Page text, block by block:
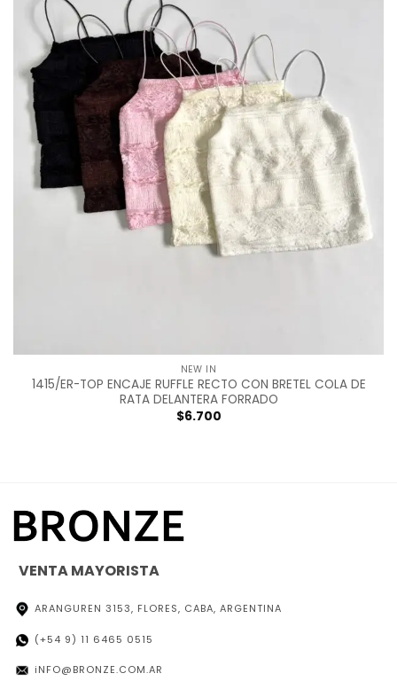
NEW IN
1415/ER-TOP ENCAJE RUFFLE RECTO CON BRETEL COLA DE
RATA DELANTERA FORRADO
$6.700
VENTA MAYORISTA
ARANGUREN 3153, FLORES, CABA, ARGENTINA
(+54 9) 11 6465 0515
iNFO@BRONZE.COM.AR